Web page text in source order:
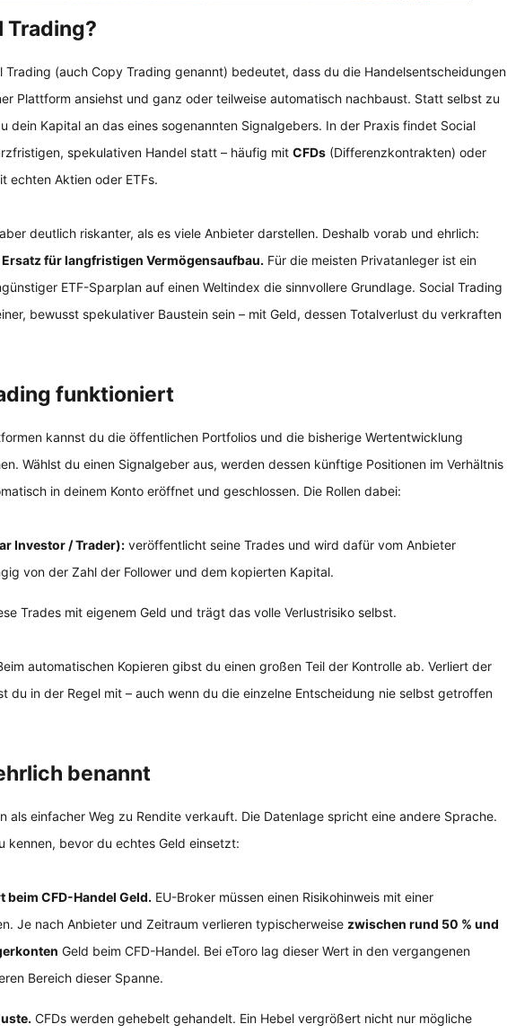
Trading?
Trading (auch Copy Trading genannt) bedeutet, dass du die Handelsentscheidungen
Plattform ansiehst und ganz oder teilweise automatisch nachbaust. Statt selbst zu
dein Kapital an das eines sogenannten Signalgebers. In der Praxis findet Social
spekulativen Handel statt – häufig mit CFDs (Differenzkontrakten) oder
echten Aktien oder ETFs.
deutlich riskanter, als es viele Anbieter darstellen. Deshalb vorab und ehrlich:
für langfristigen Vermögensaufbau. Für die meisten Privatanleger ist ein
ETF-Sparplan auf einen Weltindex die sinnvollere Grundlage. Social Trading
bewusst spekulativer Baustein sein – mit Geld, dessen Totalverlust du verkraften
funktioniert
kannst du die öffentlichen Portfolios und die bisherige Wertentwicklung
Wählst du einen Signalgeber aus, werden dessen künftige Positionen im Verhältnis
in deinem Konto eröffnet und geschlossen. Die Rollen dabei:
Investor / Trader): veröffentlicht seine Trades und wird dafür vom Anbieter
von der Zahl der Follower und dem kopierten Kapital.
Trades mit eigenem Geld und trägt das volle Verlustrisiko selbst.
automatischen Kopieren gibst du einen großen Teil der Kontrolle ab. Verliert der
du in der Regel mit – auch wenn du die einzelne Entscheidung nie selbst getroffen
benannt
als einfacher Weg zu Rendite verkauft. Die Datenlage spricht eine andere Sprache.
kennen, bevor du echtes Geld einsetzt:
beim CFD-Handel Geld. EU-Broker müssen einen Risikohinweis mit einer
Je nach Anbieter und Zeitraum verlieren typischerweise zwischen rund 50 % und
Geld beim CFD-Handel. Bei eToro lag dieser Wert in den vergangenen
Bereich dieser Spanne.
CFDs werden gehebelt gehandelt. Ein Hebel vergrößert nicht nur mögliche